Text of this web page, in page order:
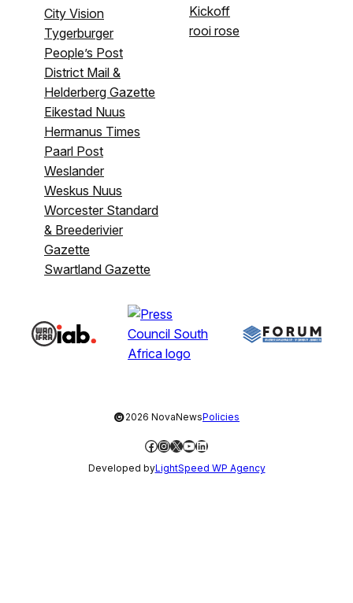
City Vision
Tygerburger
People’s Post
District Mail &
Helderberg Gazette
Eikestad Nuus
Hermanus Times
Paarl Post
Weslander
Weskus Nuus
Worcester Standard
& Breederivier
Gazette
Swartland Gazette
Kickoff
rooi rose
©2026 NovaNewsPolicies
Facebook
Instagram
X YouTube
LinkedIn
Developed byLightSpeed WP Agency